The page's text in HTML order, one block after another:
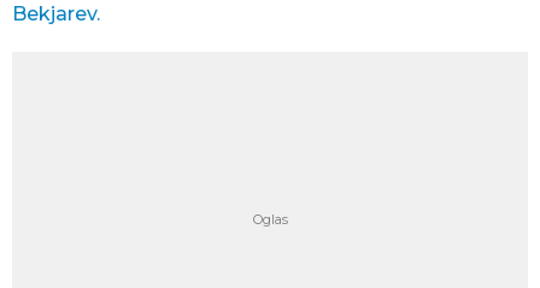
Bekjarev.